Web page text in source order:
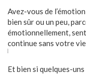
Avez-vous de
bien sûr ou un peu,
émotionnellement,
continue sans votre
Et bien si quelques-